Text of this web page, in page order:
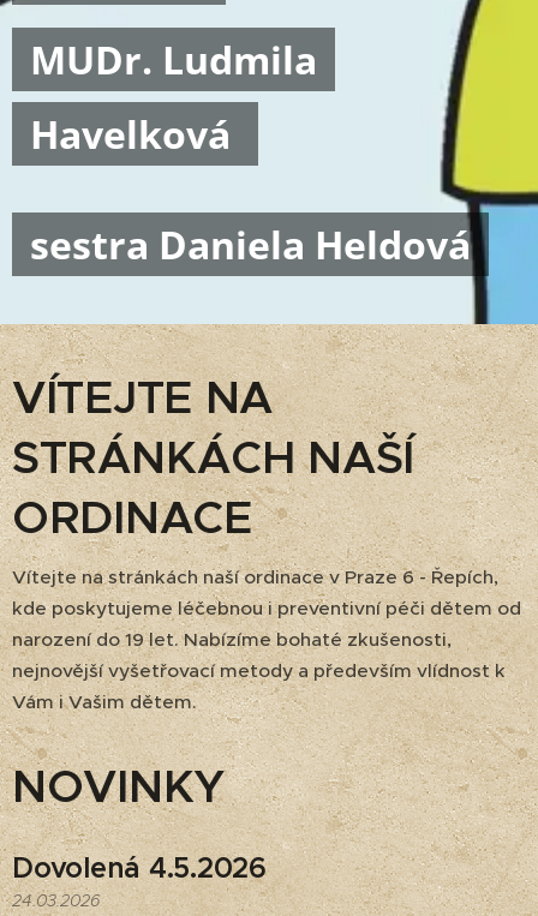
MUDr. Ludmila
Havelková
sestra Daniela Heldová
VÍTEJTE NA
STRÁNKÁCH NAŠÍ
ORDINACE
Vítejte na stránkách naší ordinace v Praze 6 - Řepích,
kde poskytujeme léčebnou i preventivní péči dětem od
narození do 19 let. Nabízíme bohaté zkušenosti,
nejnovější vyšetřovací metody a především vlídnost k
Vám i Vašim dětem.
NOVINKY
Dovolená 4.5.2026
24.03.2026